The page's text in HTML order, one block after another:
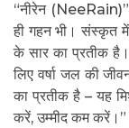
“नीरेन (NeeRain)”
ही गहन भी। संस्कृत में
के सार का प्रतीक है।
लिए वर्षा जल की
का प्रतीक है – यह
करें, उम्मीद कम करें।”